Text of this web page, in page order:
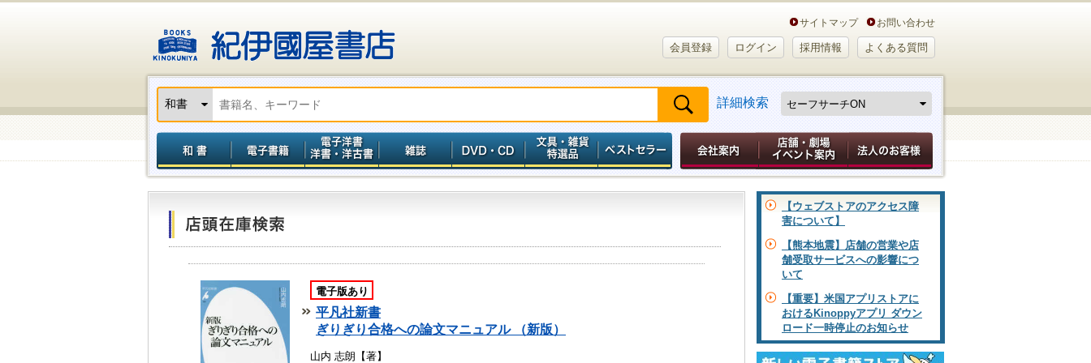
サイトマップ お問い合わせ
会員登録 ログイン 採用情報 よくある質問
詳細検索
電子版あり
平凡社新書
ぎりぎり合格への論文マニュアル （新版）
山内 志朗【著】
【ウェブストアのアクセス障
害について】
【熊本地震】店舗の営業や店
舗受取サービスへの影響につ
いて
【重要】米国アプリストアに
おけるKinoppyアプリ ダウン
ロード一時停止のお知らせ